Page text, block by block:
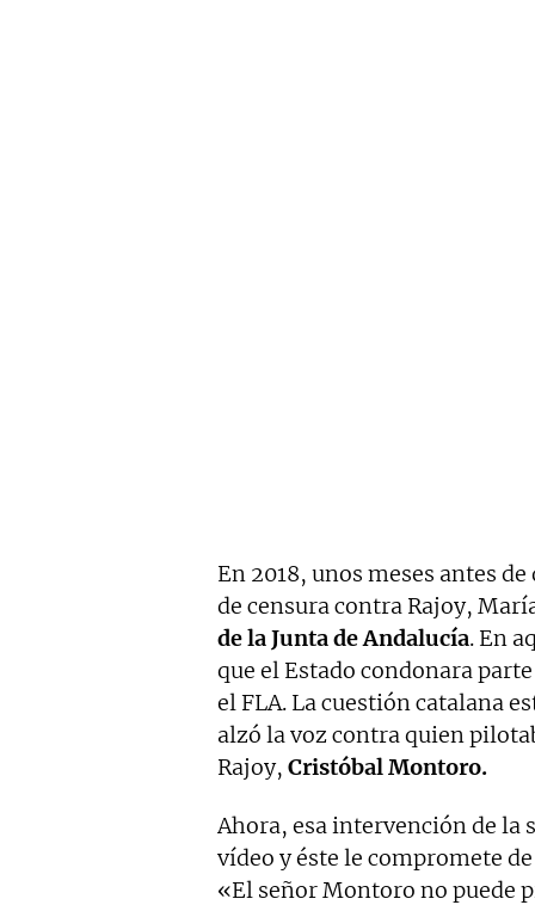
En 2018, unos meses antes
de censura contra Rajoy,
de la Junta de Andalucía. En
que el Estado condonara
el FLA. La cuestión catalana
alzó la voz contra quien
Rajoy, Cristóbal Montoro.
Ahora, esa intervención de la
vídeo y éste le compromete
«El señor Montoro no puede